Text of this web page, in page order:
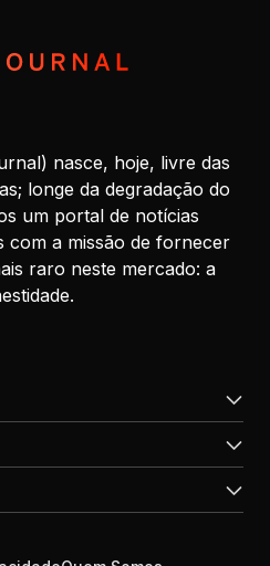
nasce, hoje, livre das
longe da degradação do
um portal de notícias
com a missão de fornecer
raro neste mercado: a